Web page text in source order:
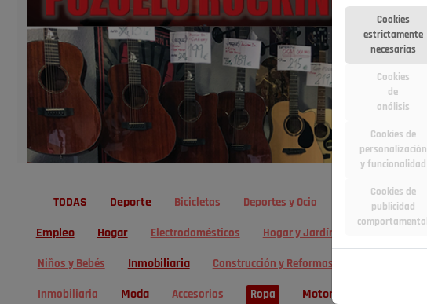
TODAS Deporte Bicicletas Deportes y Ocio
Empleo Hogar Electrodomésticos Hogar y Jardín
Niños y Bebés Inmobiliaria Construcción y Reformas
Inmobiliaria Moda Accesorios Ropa Motor
Cookies
estrictamente
necesarias
Cookies
de
análisis
Cookies de
personalización
y funcionalidad
Cookies de
publicidad
comportamental